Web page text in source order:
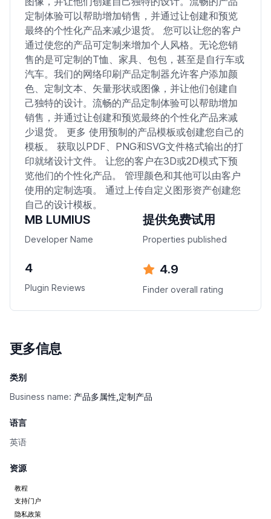
定制体验可以帮助增加销售，并通过让创建和预览
最终的个性化产品来减少退货。 您可以让您的客户
通过使您的产品可定制来增加个人风格。无论您销
售的是可定制的T恤、家具、包包，甚至是自行车或
汽车。我们的网络印刷产品定制器允许客户添加颜
色、定制文本、矢量形状或图像，并让他们创建自
己独特的设计。流畅的产品定制体验可以帮助增加
销售，并通过让创建和预览最终的个性化产品来减
少退货。 更多 使用预制的产品模板或创建您自己的
模板。 获取以PDF、PNG和SVG文件格式输出的打
印就绪设计文件。 让您的客户在3D或2D模式下预
览他们的个性化产品。 管理颜色和其他可以由客户
使用的定制选项。 通过上传自定义图形资产创建您
自己的设计模板。
MB LUMIUS
Developer Name
提供免费试用
Properties published
4
Plugin Reviews
4.9
Finder overall rating
更多信息
类别
Business name: 产品多属性,定制产品
语言
英语
资源
教程
支持门户
隐私政策